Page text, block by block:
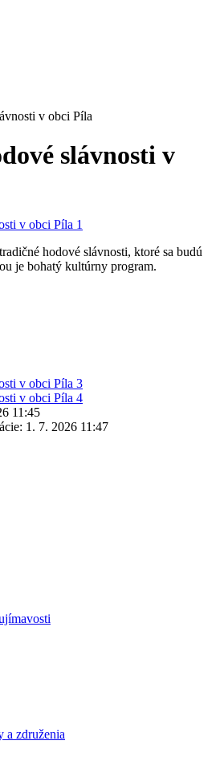
v obci Píla
slávnosti v
hodové slávnosti, ktoré sa budú
je bohatý kultúrny program.
11:45
1. 7. 2026 11:47
a združenia